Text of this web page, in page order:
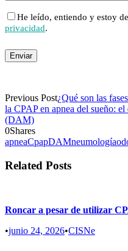
He leído, entiendo y estoy
privacidad.
Previous Post¿Qué son las
la CPAP en apnea del sueño:
(DAM)
0Shares
apneaCpapDAMneumología
Related Posts
Roncar a pesar de utilizar
•junio 24, 2026•CISNe